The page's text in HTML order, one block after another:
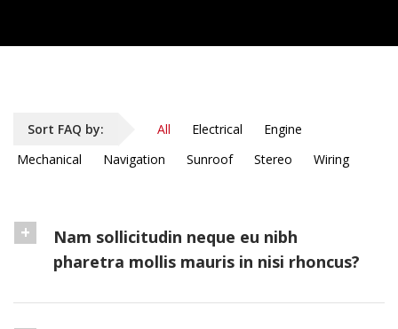
Sort FAQ by: All Electrical
Engine
Mechanical
Navigation Sunroof Stereo Wiring
Nam sollicitudin neque eu nibh
pharetra mollis mauris in nisi rhoncus?